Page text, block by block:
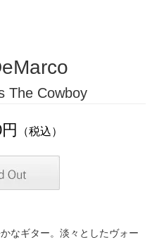
The Cowboy
（税込）
なギター。淡々としたヴォー